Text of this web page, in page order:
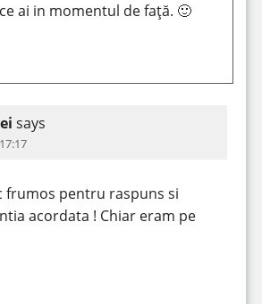
ai in momentul de față. 🙂
says
frumos pentru raspuns si
acordata ! Chiar eram pe